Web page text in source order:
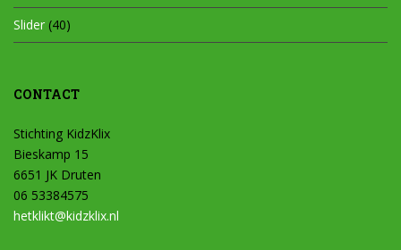
Slider (40)
CONTACT
Stichting KidzKlix
Bieskamp 15
6651 JK Druten
06 53384575
hetklikt@kidzklix.nl